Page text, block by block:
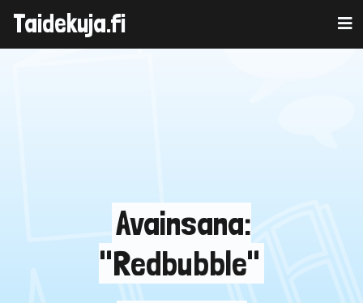
Skip
Taidekuja.fi
Avainsana:
"Redbubble"